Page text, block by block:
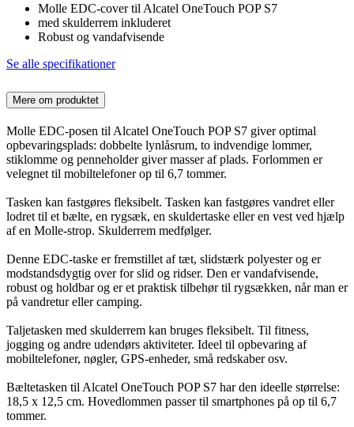
Molle EDC-cover til Alcatel OneTouch POP S7
med skulderrem inkluderet
Robust og vandafvisende
Se alle specifikationer
Mere om produktet
Molle EDC-posen til Alcatel OneTouch POP S7 giver optimal
opbevaringsplads: dobbelte lynlåsrum, to indvendige lommer,
stiklomme og penneholder giver masser af plads. Forlommen er
velegnet til mobiltelefoner op til 6,7 tommer.
Tasken kan fastgøres fleksibelt. Tasken kan fastgøres vandret eller
lodret til et bælte, en rygsæk, en skuldertaske eller en vest ved hjælp
af en Molle-strop. Skulderrem medfølger.
Denne EDC-taske er fremstillet af tæt, slidstærk polyester og er
modstandsdygtig over for slid og ridser. Den er vandafvisende,
robust og holdbar og er et praktisk tilbehør til rygsækken, når man er
på vandretur eller camping.
Taljetasken med skulderrem kan bruges fleksibelt. Til fitness,
jogging og andre udendørs aktiviteter. Ideel til opbevaring af
mobiltelefoner, nøgler, GPS-enheder, små redskaber osv.
Bæltetasken til Alcatel OneTouch POP S7 har den ideelle størrelse:
18,5 x 12,5 cm. Hovedlommen passer til smartphones på op til 6,7
tommer.